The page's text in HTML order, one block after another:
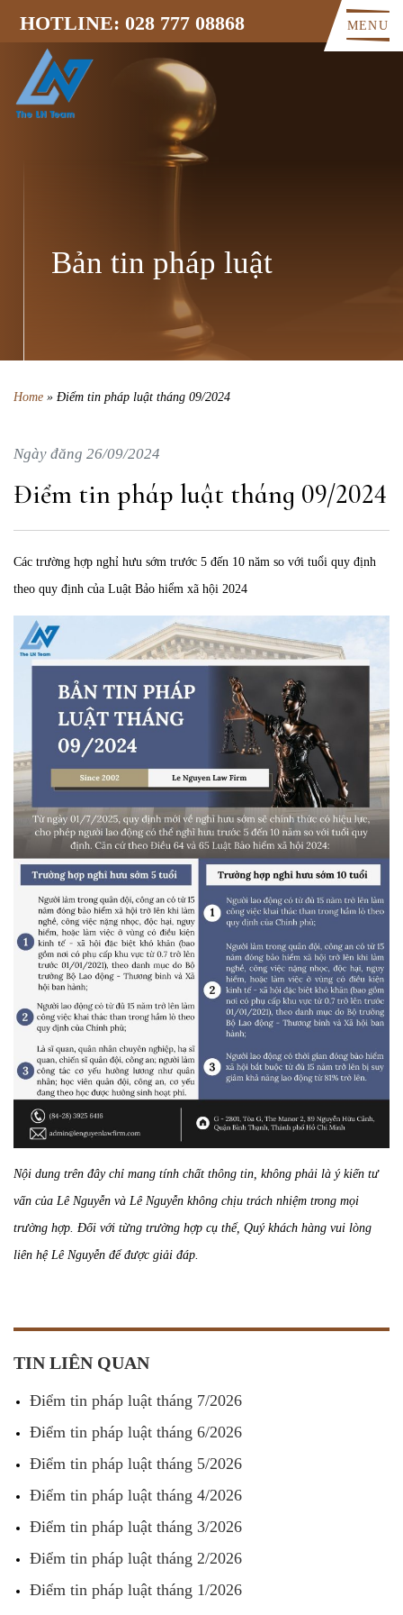
HOTLINE: 028 777 08868 MENU
Bản tin pháp luật
Home » Điểm tin pháp luật tháng 09/2024
Ngày đăng 26/09/2024
Điểm tin pháp luật tháng 09/2024
Các trường hợp nghỉ hưu sớm trước 5 đến 10 năm so với tuổi quy định
theo quy định của Luật Bảo hiểm xã hội 2024
Nội dung trên đây chỉ mang tính chất thông tin, không phải là ý kiến tư
vấn của Lê Nguyễn và Lê Nguyễn không chịu trách nhiệm trong mọi
trường hợp. Đối với từng trường hợp cụ thể, Quý khách hàng vui lòng
liên hệ Lê Nguyễn để được giải đáp.
TIN LIÊN QUAN
Điểm tin pháp luật tháng 7/2026
Điểm tin pháp luật tháng 6/2026
Điểm tin pháp luật tháng 5/2026
Điểm tin pháp luật tháng 4/2026
Điểm tin pháp luật tháng 3/2026
Điểm tin pháp luật tháng 2/2026
Điểm tin pháp luật tháng 1/2026